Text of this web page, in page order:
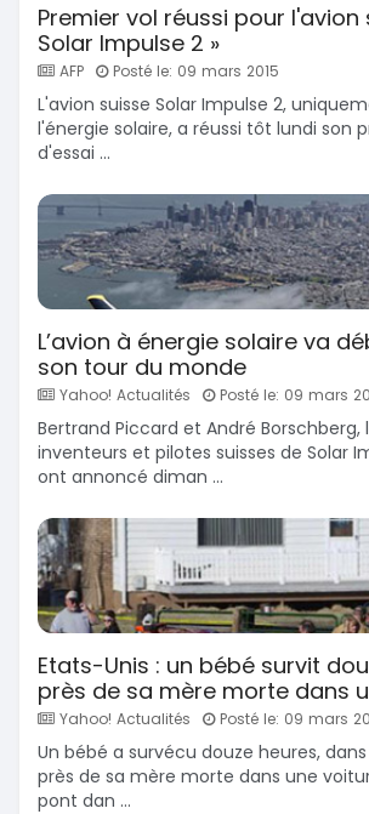
Premier vol réussi pour l'avion
Solar Impulse 2 »
AFP Posté le: 09 mars 2015
L'avion suisse Solar Impulse 2,
l'énergie solaire, a réussi tôt lundi son
d'essai ...
L’avion à énergie solaire va
son tour du monde
Yahoo! Actualités Posté le: 09 mars
Bertrand Piccard et André Borschberg,
inventeurs et pilotes suisses de Solar
ont annoncé diman ...
Etats-Unis : un bébé survit
près de sa mère morte dans
Yahoo! Actualités Posté le: 09 mars
Un bébé a survécu douze heures,
près de sa mère morte dans une
pont dan ...